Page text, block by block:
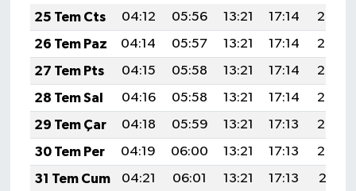
25 Tem Cts
04:12 05:56 13:21 17:14
20:36
26 Tem Paz
04:14 05:57 13:21 17:14
20:35
27 Tem Pts
04:15 05:58 13:21 17:14
20:34
28 Tem Sal
04:16 05:58 13:21 17:14
20:33
29 Tem Çar
04:18 05:59 13:21 17:13
20:33
30 Tem Per
04:19 06:00 13:21 17:13
20:32
31 Tem Cum
04:21 06:01 13:21 17:13
20:31